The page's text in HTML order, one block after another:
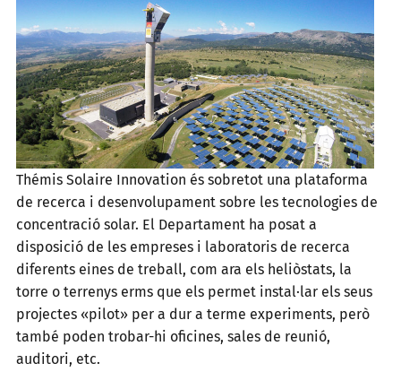
Thémis Solaire Innovation és sobretot una plataforma
de recerca i desenvolupament sobre les tecnologies de
concentració solar. El Departament ha posat a
disposició de les empreses i laboratoris de recerca
diferents eines de treball, com ara els heliòstats, la
torre o terrenys erms que els permet instal·lar els seus
projectes «pilot» per a dur a terme experiments, però
també poden trobar-hi oficines, sales de reunió,
auditori, etc.